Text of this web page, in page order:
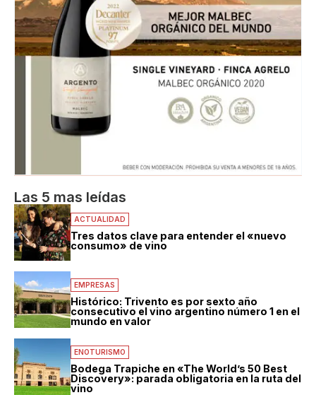
Las 5 mas leídas
ACTUALIDAD
Tres datos clave para entender el «nuevo
consumo» de vino
EMPRESAS
Histórico: Trivento es por sexto año
consecutivo el vino argentino número 1 en el
mundo en valor
ENOTURISMO
Bodega Trapiche en «The World’s 50 Best
Discovery»: parada obligatoria en la ruta del
vino